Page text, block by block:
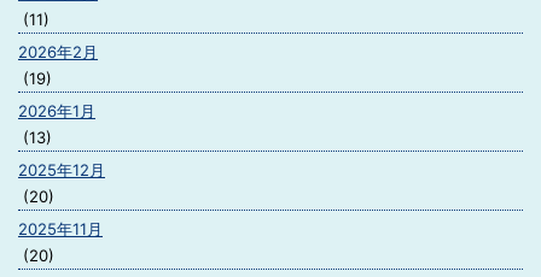
(11)
2026年2月
(19)
2026年1月
(13)
2025年12月
(20)
2025年11月
(20)